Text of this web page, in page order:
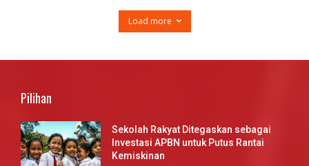
Load more
Pilihan
Sekolah Rakyat Ditegaskan sebagai
Investasi APBN untuk Putus Rantai
Kemiskinan